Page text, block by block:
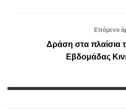
Επόμενο
Δράση στα πλαίσια
Εβδομάδας